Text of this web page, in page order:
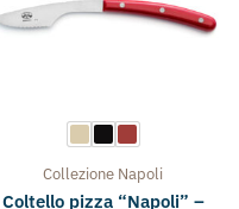
CollezioneNapoli
Coltello pizza “Napoli” –
4 pezzi